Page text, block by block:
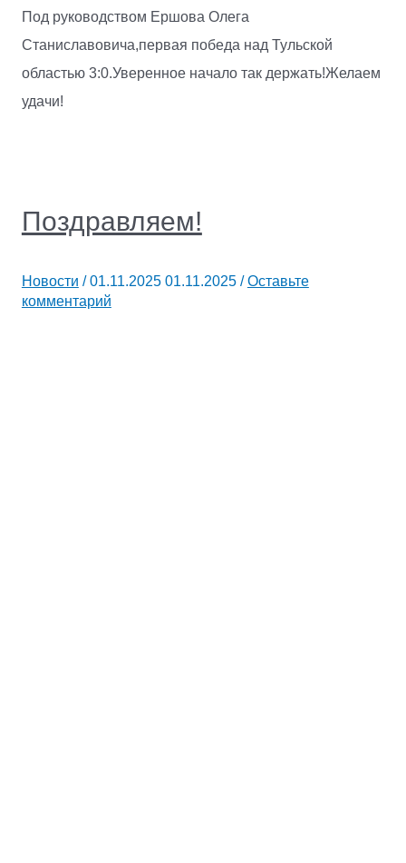
Под руководством Ершова Олега
Станиславовича,первая победа над Тульской
областью 3:0.Уверенное начало так держать!Желаем
удачи!
Поздравляем!
Новости /01.11.202501.11.2025/Оставьте
комментарий